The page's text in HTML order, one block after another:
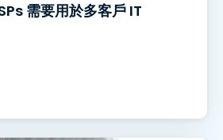
需要用於多客戶 IT